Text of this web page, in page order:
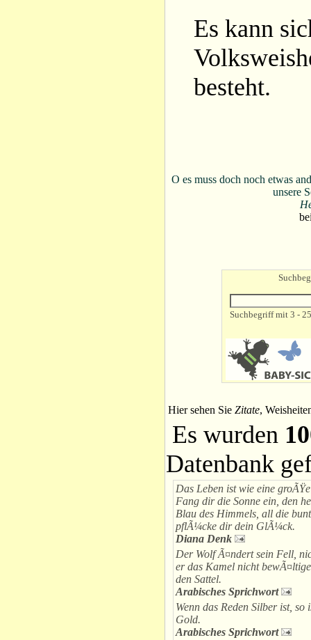
Es kann
besteht.
O es muss doch noch etwas
unsere
Suchbegriff mit 3 -
Hier sehen Sie Zitate,
Es wurden
Datenbank
Das Leben ist wie eine
Fang dir die Sonne ein, den
Blau des Himmels, all die
pflÃ¼cke dir dein GlÃ¼ck.
Diana Denk
Der Wolf Ã¤ndert sein Fell,
er das Kamel nicht
den Sattel.
Arabisches Sprichwort
Wenn das Reden Silber ist, so
Gold.
Arabisches Sprichwort